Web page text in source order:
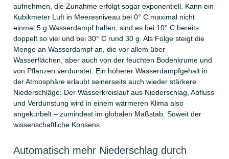
aufnehmen, die Zunahme erfolgt sogar exponentiell. Kann ein
Kubikmeter Luft in Meeresniveau bei 0° C maximal nicht
einmal 5 g Wasserdampf halten, sind es bei 10° C bereits
doppelt so viel und bei 30° C rund 30 g. Als Folge steigt die
Menge an Wasserdampf an, die vor allem über
Wasserflächen, aber auch von der feuchten Bodenkrume und
von Pflanzen verdunstet. Ein höherer Wasserdampfgehalt in
der Atmosphäre erlaubt seinerseits auch wieder stärkere
Niederschläge: Der Wasserkreislauf aus Niederschlag, Abfluss
und Verdunstung wird in einem wärmeren Klima also
angekurbelt – zumindest im globalen Maßstab. Soweit der
wissenschaftliche Konsens.
Automatisch mehr Niederschlag durch